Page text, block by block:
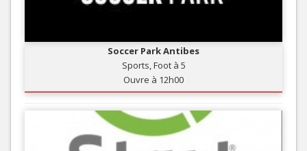
Soccer Park Antibes
Sports, Foot à 5
Ouvre à 12h00